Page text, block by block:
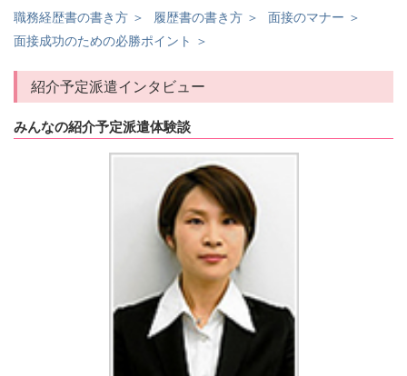
職務経歴書の書き方 ＞ 履歴書の書き方 ＞
面接のマナー ＞
面接成功のための必勝ポイント ＞
紹介予定派遣インタビュー
みんなの紹介予定派遣体験談